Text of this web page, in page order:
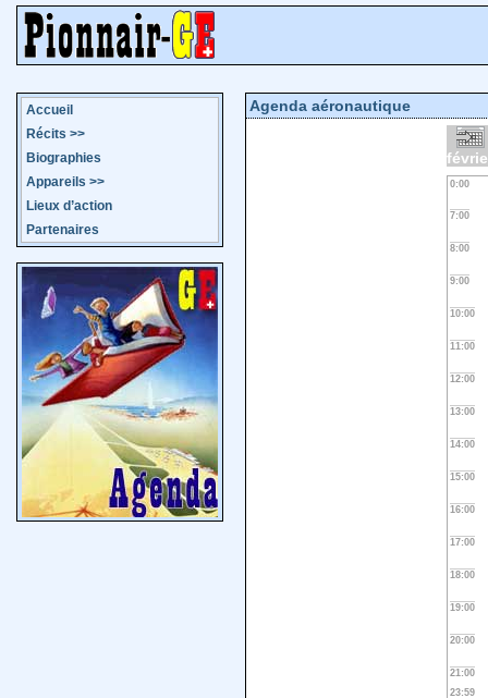
Accueil
Récits >>
Biographies
Appareils >>
Lieux d’action
Partenaires
Agenda aéronautique
0:00
7:00
8:00
9:00
10:00
11:00
12:00
13:00
14:00
15:00
16:00
17:00
18:00
19:00
20:00
21:00
23:59